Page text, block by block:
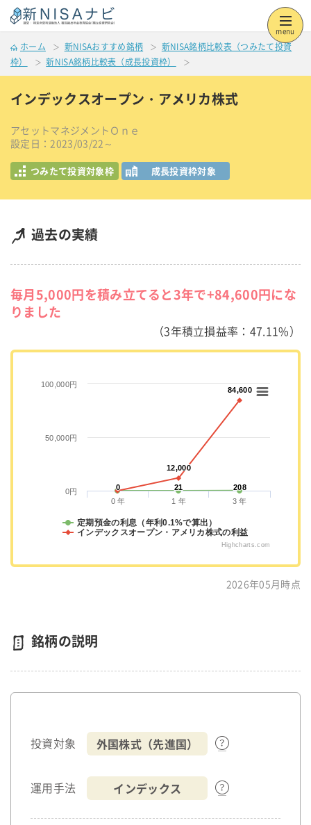
menu
ホーム 新NISAおすすめ銘柄
新NISA銘柄比較表（つみたて投資
枠）
新NISA銘柄比較表（成長投資枠）
インデックスオープン・アメリカ株式
アセットマネジメントＯｎｅ
設定日：2023/03/22～
つみたて投資対象枠 成長投資枠対象
過去の実績
毎月5,000円を積み立てると3年で+84,600円にな
りました
（3年積立損益率：47.11%）
0
0 21
21 208
208
12,000
12,000
84,600
84,600
定期預金の利息（年利0.1%で算出）
インデックスオープン・アメリカ株式の利益
0 年 1 年 3 年
0円
50,000円
100,000円
Highcharts.com
2026年05月時点
銘柄の説明
投資対象 外国株式（先進国）
運用手法 インデックス